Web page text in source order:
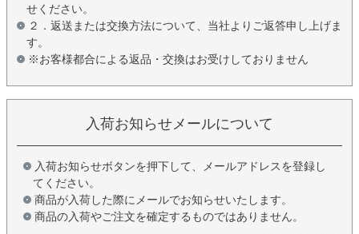
せください。
２．返送または交換方法について、当社よりご返答申し上げま
す。
※お客様都合による返品・交換はお受けしておりません
入荷お知らせメールについて
入荷お知らせボタンを押下して、メールアドレスを登録し
てください。
商品が入荷した際にメールでお知らせいたします。
商品の入荷やご注文を確定するものではありません。